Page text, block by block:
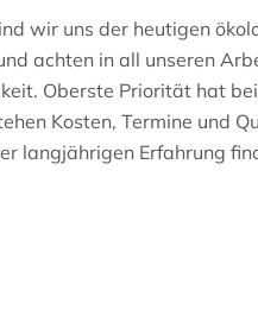
wir uns der heutigen
achten in all unseren
Oberste Priorität hat
Kosten, Termine und
langjährigen Erfahrung